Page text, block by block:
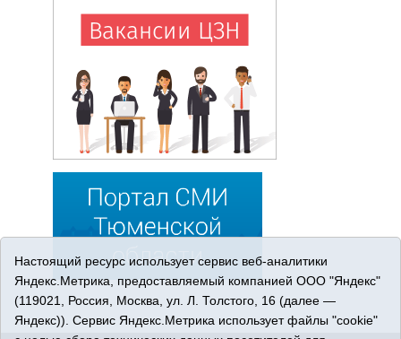
Настоящий ресурс использует сервис веб-аналитики
Яндекс.Метрика, предоставляемый компанией ООО "Яндекс"
(119021, Россия, Москва, ул. Л. Толстого, 16 (далее —
Яндекс)). Сервис Яндекс.Метрика использует файлы "cookie"